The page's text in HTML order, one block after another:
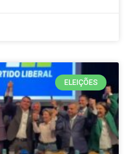
ELEIÇÕES